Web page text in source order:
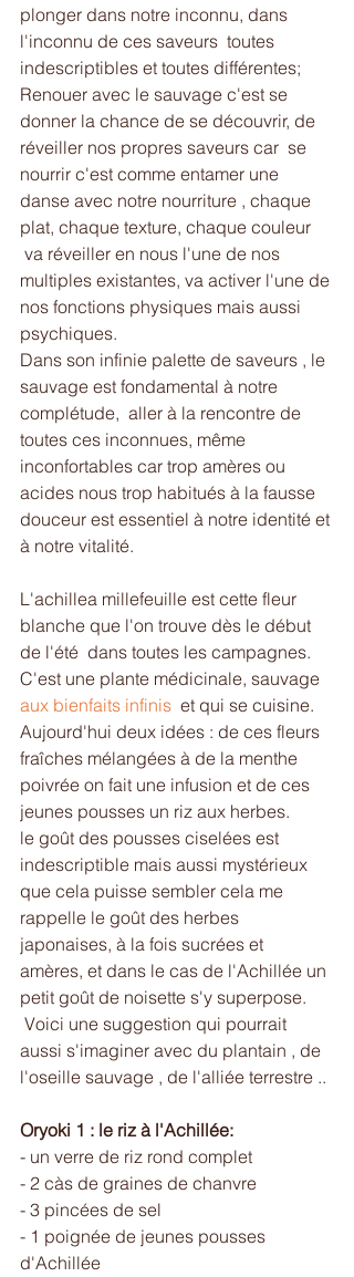
plonger dans notre inconnu, dans
l'inconnu de ces saveurs  toutes
indescriptibles et toutes différentes;
Renouer avec le sauvage c'est se
donner la chance de se découvrir, de
réveiller nos propres saveurs car  se
nourrir c'est comme entamer une
danse avec notre nourriture , chaque
plat, chaque texture, chaque couleur
va réveiller en nous l'une de nos
multiples existantes, va activer l'une de
nos fonctions physiques mais aussi
psychiques.
Dans son infinie palette de saveurs , le
sauvage est fondamental à notre
complétude,  aller à la rencontre de
toutes ces inconnues, même
inconfortables car trop amères ou
acides nous trop habitués à la fausse
douceur est essentiel à notre identité et
à notre vitalité.
L'achillea millefeuille est cette fleur
blanche que l'on trouve dès le début
de l'été  dans toutes les campagnes.
C'est une plante médicinale, sauvage
aux bienfaits infinis et qui se cuisine.
Aujourd'hui deux idées : de ces fleurs
fraîches mélangées à de la menthe
poivrée on fait une infusion et de ces
jeunes pousses un riz aux herbes.
le goût des pousses ciselées est
indescriptible mais aussi mystérieux
que cela puisse sembler cela me
rappelle le goût des herbes
japonaises, à la fois sucrées et
amères, et dans le cas de l'Achillée un
petit goût de noisette s'y superpose.
aussi s'imaginer avec du plantain , de
l'oseille sauvage , de l'alliée terrestre ..
Oryoki 1 : le riz à l'Achillée:
- un verre de riz rond complet
- 2 càs de graines de chanvre
- 3 pincées de sel
- 1 poignée de jeunes pousses
d'Achillée